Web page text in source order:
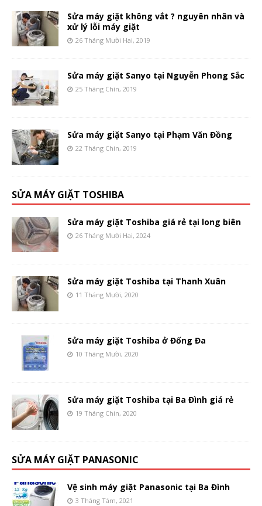
Sửa máy giặt không vắt ? nguyên nhân và
xử lý lỗi máy giặt
26 Tháng Mười Hai, 2019
Sửa máy giặt Sanyo tại Nguyễn Phong Sắc
25 Tháng Chín, 2019
Sửa máy giặt Sanyo tại Phạm Văn Đồng
22 Tháng Chín, 2019
SỬA MÁY GIẶT TOSHIBA
Sửa máy giặt Toshiba giá rẻ tại long biên
26 Tháng Mười Hai, 2024
Sửa máy giặt Toshiba tại Thanh Xuân
11 Tháng Mười, 2020
Sửa máy giặt Toshiba ở Đống Đa
10 Tháng Mười, 2020
Sửa máy giặt Toshiba tại Ba Đình giá rẻ
19 Tháng Chín, 2020
SỬA MÁY GIẶT PANASONIC
Vệ sinh máy giặt Panasonic tại Ba Đình
3 Tháng Tám, 2021